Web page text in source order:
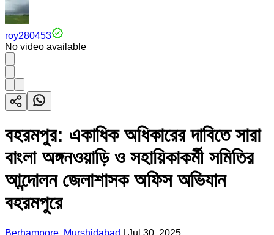
roy280453
No video available
বহরমপুর: একাধিক অধিকারের দাবিতে সারা
বাংলা অঙ্গনওয়াড়ি ও সহায়িকাকর্মী সমিতির
আন্দোলন জেলাশাসক অফিস অভিযান
বহরমপুরে
Berhampore, Murshidabad
Jul 30, 2025